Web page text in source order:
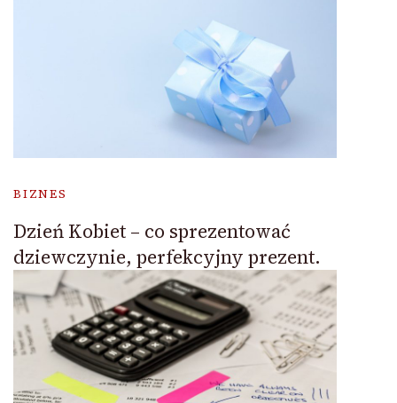
BIZNES
Dzień Kobiet – co sprezentować
dziewczynie, perfekcyjny prezent.